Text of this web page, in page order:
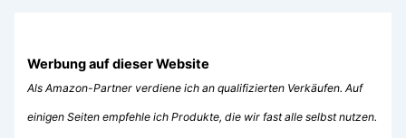
Werbung auf dieser Website
Als Amazon-Partner verdiene ich an qualifizierten Verkäufen. Auf
einigen Seiten empfehle ich Produkte, die wir fast alle selbst nutzen.